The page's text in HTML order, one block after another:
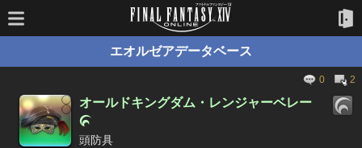
エオルゼアデータベース
0 2
オールドキングダム・レンジャーベレー

頭防具